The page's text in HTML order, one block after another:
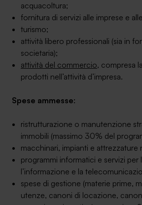
acquacoltura;
fornitura di servizi alle imprese e
turismo;
attività libero professionali (sia in
societaria);
attività del commercio, compresa
prodotti nell’attività d’impresa.
Spese ammesse:
ristrutturazione o manutenzione
immobili (massimo 30% del
macchinari, impianti e attrezzature
programmi informatici e servizi
l’informazione e la
spese di gestione (materie prime,
utenze, canoni di locazione,